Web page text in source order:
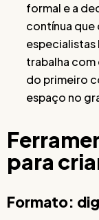
formal e a
contínua que
especialistas
trabalha
do primeiro
espaço no
para
Formato: